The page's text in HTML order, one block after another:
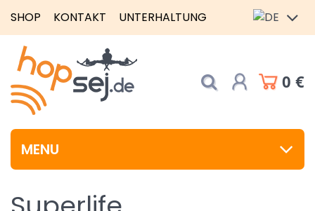
SHOP KONTAKT UNTERHALTUNG
0 €
MENU